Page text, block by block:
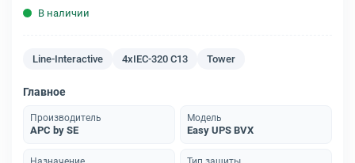
В наличии
Line-Interactive 4xIEC-320 C13 Tower
Главное
Производитель
APC by SE
Модель
Easy UPS BVX